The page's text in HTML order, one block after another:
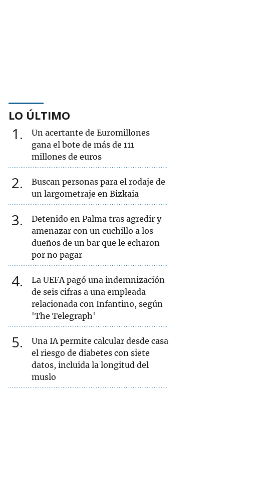
LO ÚLTIMO
1
Un acertante de Euromillones
gana el bote de más de 111
millones de euros
2
Buscan personas para el rodaje de
un largometraje en Bizkaia
3
Detenido en Palma tras agredir y
amenazar con un cuchillo a los
dueños de un bar que le echaron
por no pagar
4
La UEFA pagó una indemnización
de seis cifras a una empleada
relacionada con Infantino, según
'The Telegraph'
5
Una IA permite calcular desde casa
el riesgo de diabetes con siete
datos, incluida la longitud del
muslo